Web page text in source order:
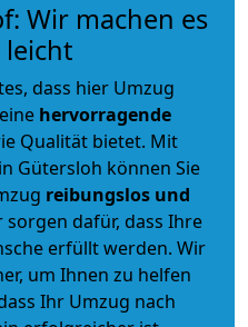
Wir machen es
dass hier Umzug
hervorragende
Qualität bietet. Mit
Gütersloh können Sie
reibungslos und
dafür, dass Ihre
erfüllt werden. Wir
um Ihnen zu helfen
Ihr Umzug nach